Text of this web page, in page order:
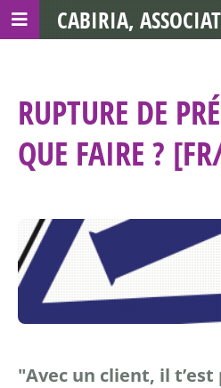
RUPTURE DE
QUE FAIRE ?
"Avec un client, il
CABIRIA,